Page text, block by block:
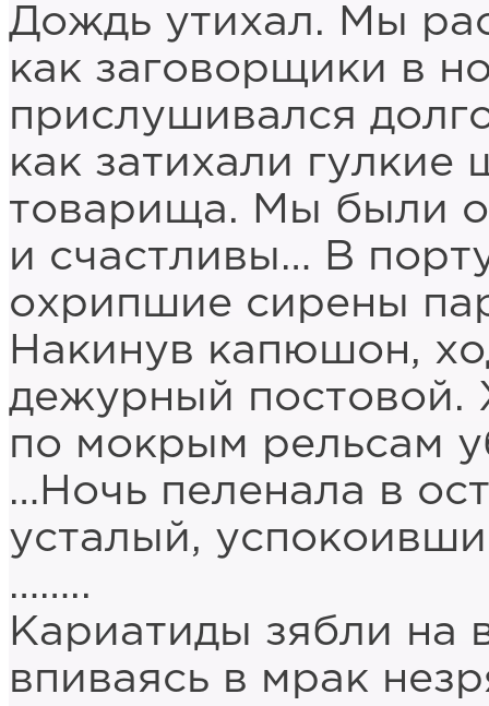
Дождь утихал. Мы
как заговорщики в
прислушивался
как затихали гулкие
товарища. Мы были
и счастливы… В
охрипшие сирены
Накинув капюшон,
дежурный постовой.
по мокрым рельсам
…Ночь пеленала в
усталый,
……..
Кариатиды зябли на
впиваясь в мрак